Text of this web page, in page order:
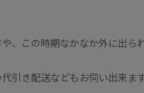
、この時期なかなか外に出ら
引き配送などもお伺い出来ま